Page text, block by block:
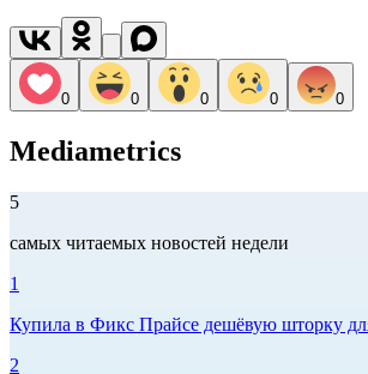
0 0 0 0 0
Mediametrics
5
самых читаемых новостей недели
1
Купила в Фикс Прайсе дешёвую шторку
2